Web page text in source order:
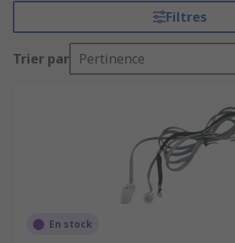
Filtres
Trier par Pertinence
En stock